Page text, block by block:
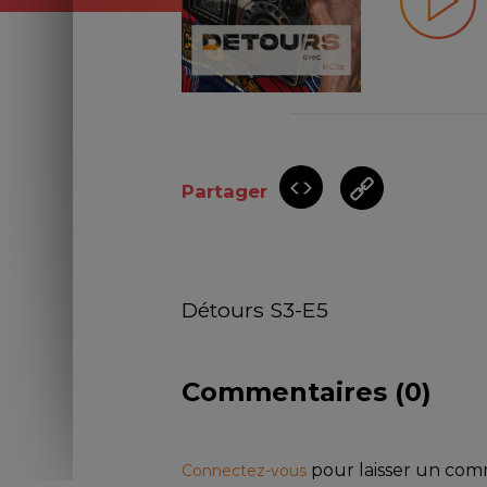
Partager
Détours S3-E5
Commentaires (0)
Connectez-vous pour laisser un